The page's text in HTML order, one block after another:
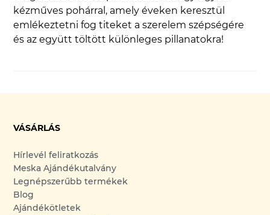
kézműves pohárral, amely éveken keresztül
emlékeztetni fog titeket a szerelem szépségére
és az együtt töltött különleges pillanatokra!
VÁSÁRLÁS
Hírlevél feliratkozás
Meska Ajándékutalvány
Legnépszerűbb termékek
Blog
Ajándékötletek